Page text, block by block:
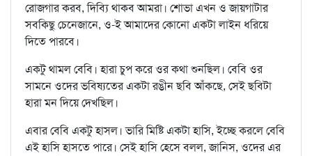
রোজগার করব, দিব্যি থাকব আমরা। শোভা এখন ও জায়গাটার
সবকিছু চেনেজানে, ও-ই আমাদের কোনো একটা লাইন ধরিয়ে
দিতে পারবে।
একটু থামল বেবি। হারা চুপ করে ওর কথা শুনছিল। বেবি ওর
সামনে ওদের ভবিষ্যতের একটা রঙীন ছবি আঁকছে, সেই ছবিটা
হারা মন দিয়ে দেখছিল।
এবার বেবি একটু হাসল। ভারি মিষ্টি একটা হাসি, ইচ্ছে করলে বেবি
এই হাসি হাসতে পারে। সেই হাসি হেসে বলল, জানিস, ওদের এর